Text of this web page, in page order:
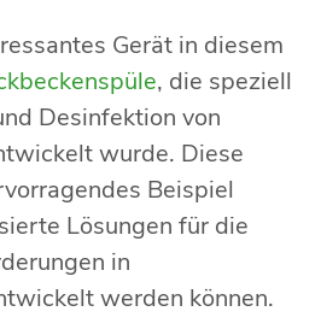
Gerät in diesem
, die speziell
Desinfektion von
wurde. Diese
Beispiel
Lösungen für die
in
werden können.